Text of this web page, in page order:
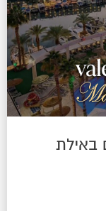
באילת